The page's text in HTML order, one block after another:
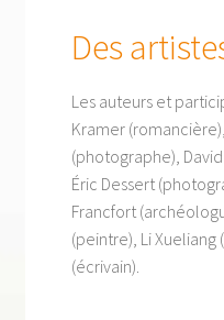
Des
Les auteurs et
Kramer
(photographe),
Éric Dessert
Francfort
(peintre), Li
(écrivain).